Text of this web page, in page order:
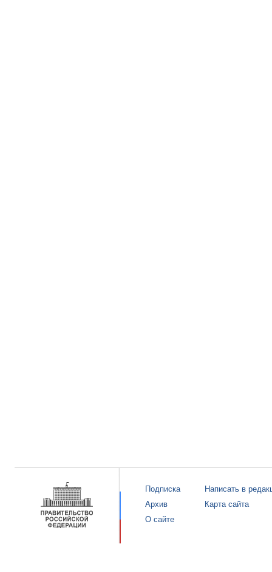
Подписка
Архив
О сайте
Написать в
Карта сайта